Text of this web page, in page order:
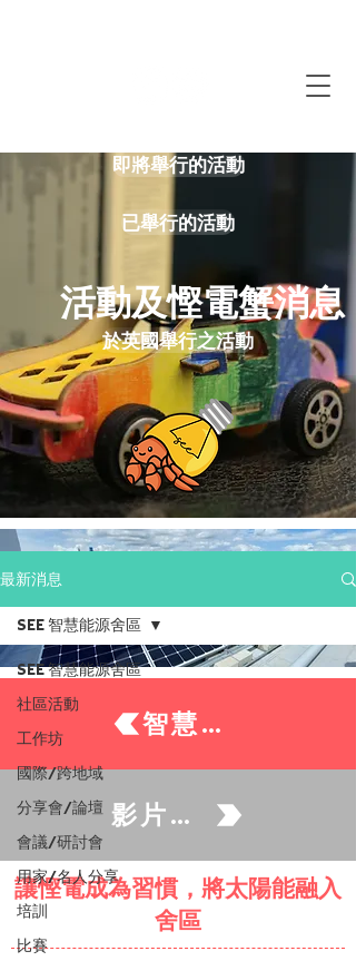
即將舉行的活動
已舉行的活動
​活動及慳電蟹消息
於英國舉行之活動
最新消息
SEE 智慧能源舍區
社區活動
工作坊
國際/跨地域
分享會/論壇
會議/研討會
用家/名人分享
培訓
比賽
SEE 智慧能源舍區
智慧能源住戶
影片及資源
讓慳電成為習慣，將太陽能融入
舍區